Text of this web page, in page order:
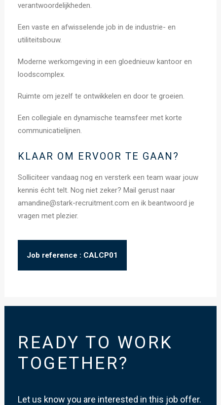
verantwoordelijkheden.
Een vaste en afwisselende job in de industrie- en
utiliteitsbouw.
Moderne werkomgeving in een gloednieuw kantoor en
loodscomplex.
Ruimte om jezelf te ontwikkelen en door te groeien.
Een collegiale en dynamische teamsfeer met korte
communicatielijnen.
KLAAR OM ERVOOR TE GAAN?
Solliciteer vandaag nog en versterk een team waar jouw
kennis écht telt. Nog niet zeker? Mail gerust naar
amandine@stark-recruitment.com en ik beantwoord je
vragen met plezier.
Job reference : CALCP01
READY TO WORK
TOGETHER?
Let us know you are interested in this job offer.